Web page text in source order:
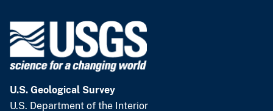
U.S. Geological Survey
U.S. Department of the Interior